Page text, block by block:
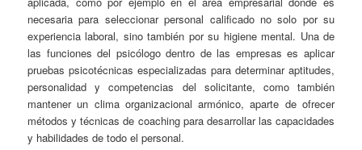
necesaria para seleccionar personal calificado no solo por su
experiencia laboral, sino también por su higiene mental. Una de
las funciones del psicólogo dentro de las empresas es aplicar
pruebas psicotécnicas especializadas para determinar aptitudes,
personalidad y competencias del solicitante, como también
mantener un clima organizacional armónico, aparte de ofrecer
métodos y técnicas de coaching para desarrollar las capacidades
y habilidades de todo el personal.